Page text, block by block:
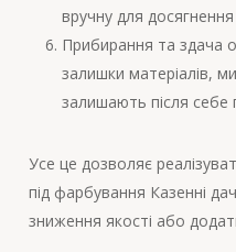
вручну для
Прибирання та здача
залишки матеріалів,
залишають після себе
Усе це дозволяє
під фарбування Казенні
зниження якості або